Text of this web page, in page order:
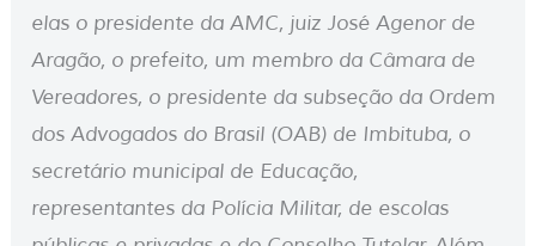
elas o presidente da AMC, juiz José Agenor de
Aragão, o prefeito, um membro da Câmara de
Vereadores, o presidente da subseção da Ordem
dos Advogados do Brasil (OAB) de Imbituba, o
secretário municipal de Educação,
representantes da Polícia Militar, de escolas